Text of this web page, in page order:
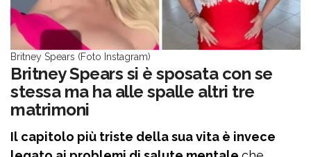
Britney Spears (Foto Instagram)
Britney Spears si è sposata con se
stessa ma ha alle spalle altri tre
matrimoni
Il capitolo più triste della sua vita è invece